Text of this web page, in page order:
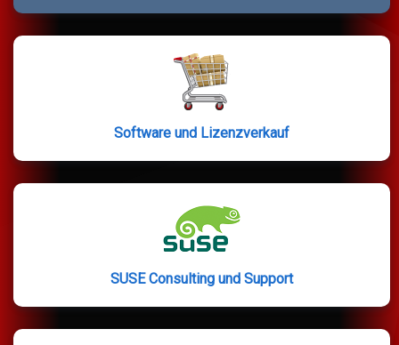
Software und Lizenzverkauf
SUSE Consulting und Support